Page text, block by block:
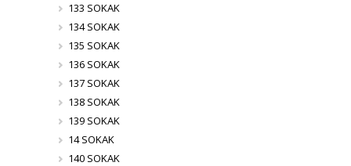
133 SOKAK
134 SOKAK
135 SOKAK
136 SOKAK
137 SOKAK
138 SOKAK
139 SOKAK
14 SOKAK
140 SOKAK